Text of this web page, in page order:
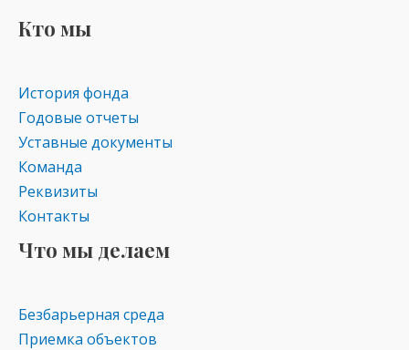
kl
as
s
ni
ki
Кто мы
История фонда
Годовые отчеты
Уставные документы
Команда
Реквизиты
Контакты
Что мы делаем
Безбарьерная среда
Приемка объектов